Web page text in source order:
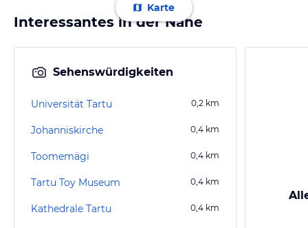
Karte
Interessantes in der Nähe
Sehenswürdigkeiten
Universität Tartu 0,2 km
Johanniskirche 0,4 km
Toomemägi 0,4 km
Tartu Toy Museum 0,4 km
Kathedrale Tartu 0,4 km